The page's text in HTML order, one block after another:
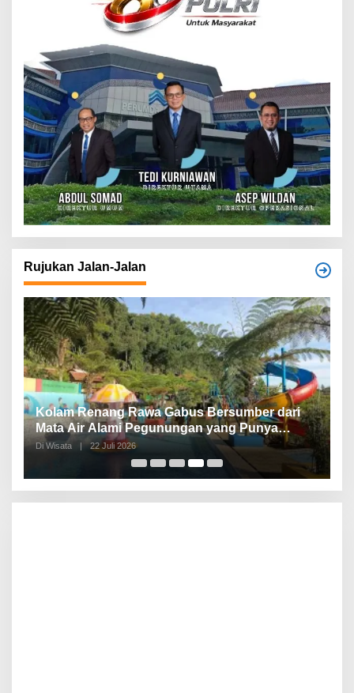
Rujukan Jalan-Jalan
Kolam Renang Rawa Gabus Bersumber dari
Mata Air Alami Pegunungan yang Punya
Pemandangan Langsung di Alam dan
Di Wisata 22 Juli 2026